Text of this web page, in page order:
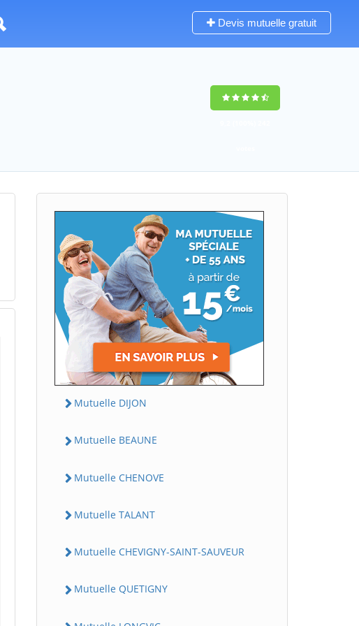
Devis mutuelle gratuit
Mutuelle DIJON
Mutuelle BEAUNE
Mutuelle CHENOVE
Mutuelle TALANT
Mutuelle CHEVIGNY-SAINT-SAUVEUR
Mutuelle QUETIGNY